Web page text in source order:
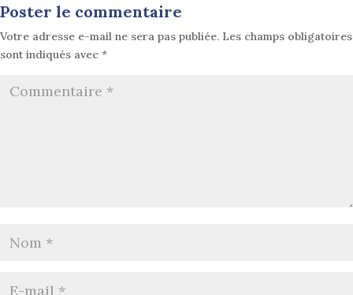
Poster le commentaire
Votre adresse e-mail ne sera pas publiée. Les champs obligatoires
sont indiqués avec *